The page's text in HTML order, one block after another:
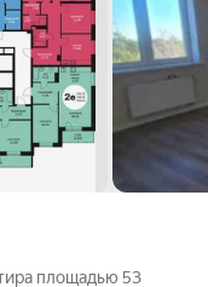
площадью 53